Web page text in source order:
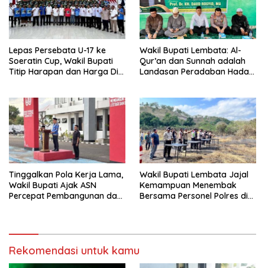
Lepas Persebata U-17 ke
Soeratin Cup, Wakil Bupati
Titip Harapan dan Harga Diri
Wakil Bupati Lembata: Al-
Qur’an dan Sunnah adalah
Landasan Peradaban Hadapi
Tinggalkan Pola Kerja Lama,
Wakil Bupati Ajak ASN
Percepat Pembangunan dan
Wakil Bupati Lembata Jajal
Kemampuan Menembak
Bersama Personel Polres di
Rekomendasi untuk kamu